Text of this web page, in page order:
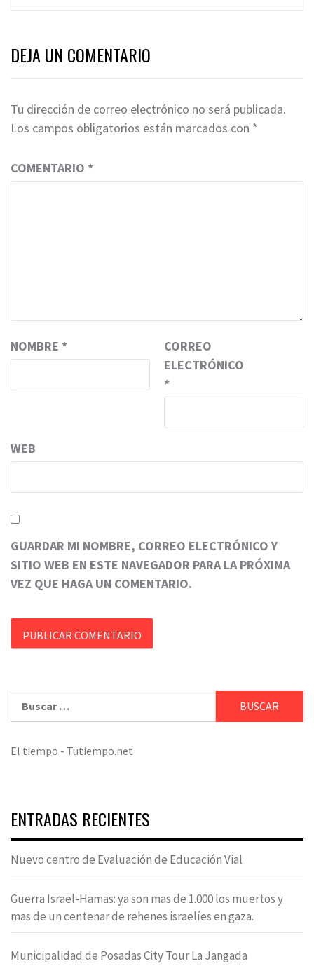
DEJA UN COMENTARIO
Tu dirección de correo electrónico no será publicada.
Los campos obligatorios están marcados con *
COMENTARIO *
NOMBRE *
CORREO
ELECTRÓNICO
*
WEB
GUARDAR MI NOMBRE, CORREO ELECTRÓNICO Y
SITIO WEB EN ESTE NAVEGADOR PARA LA PRÓXIMA
VEZ QUE HAGA UN COMENTARIO.
El tiempo - Tutiempo.net
ENTRADAS RECIENTES
Nuevo centro de Evaluación de Educación Vial
Guerra Israel-Hamas: ya son mas de 1.000 los muertos y
mas de un centenar de rehenes israelíes en gaza.
Municipalidad de Posadas City Tour La Jangada